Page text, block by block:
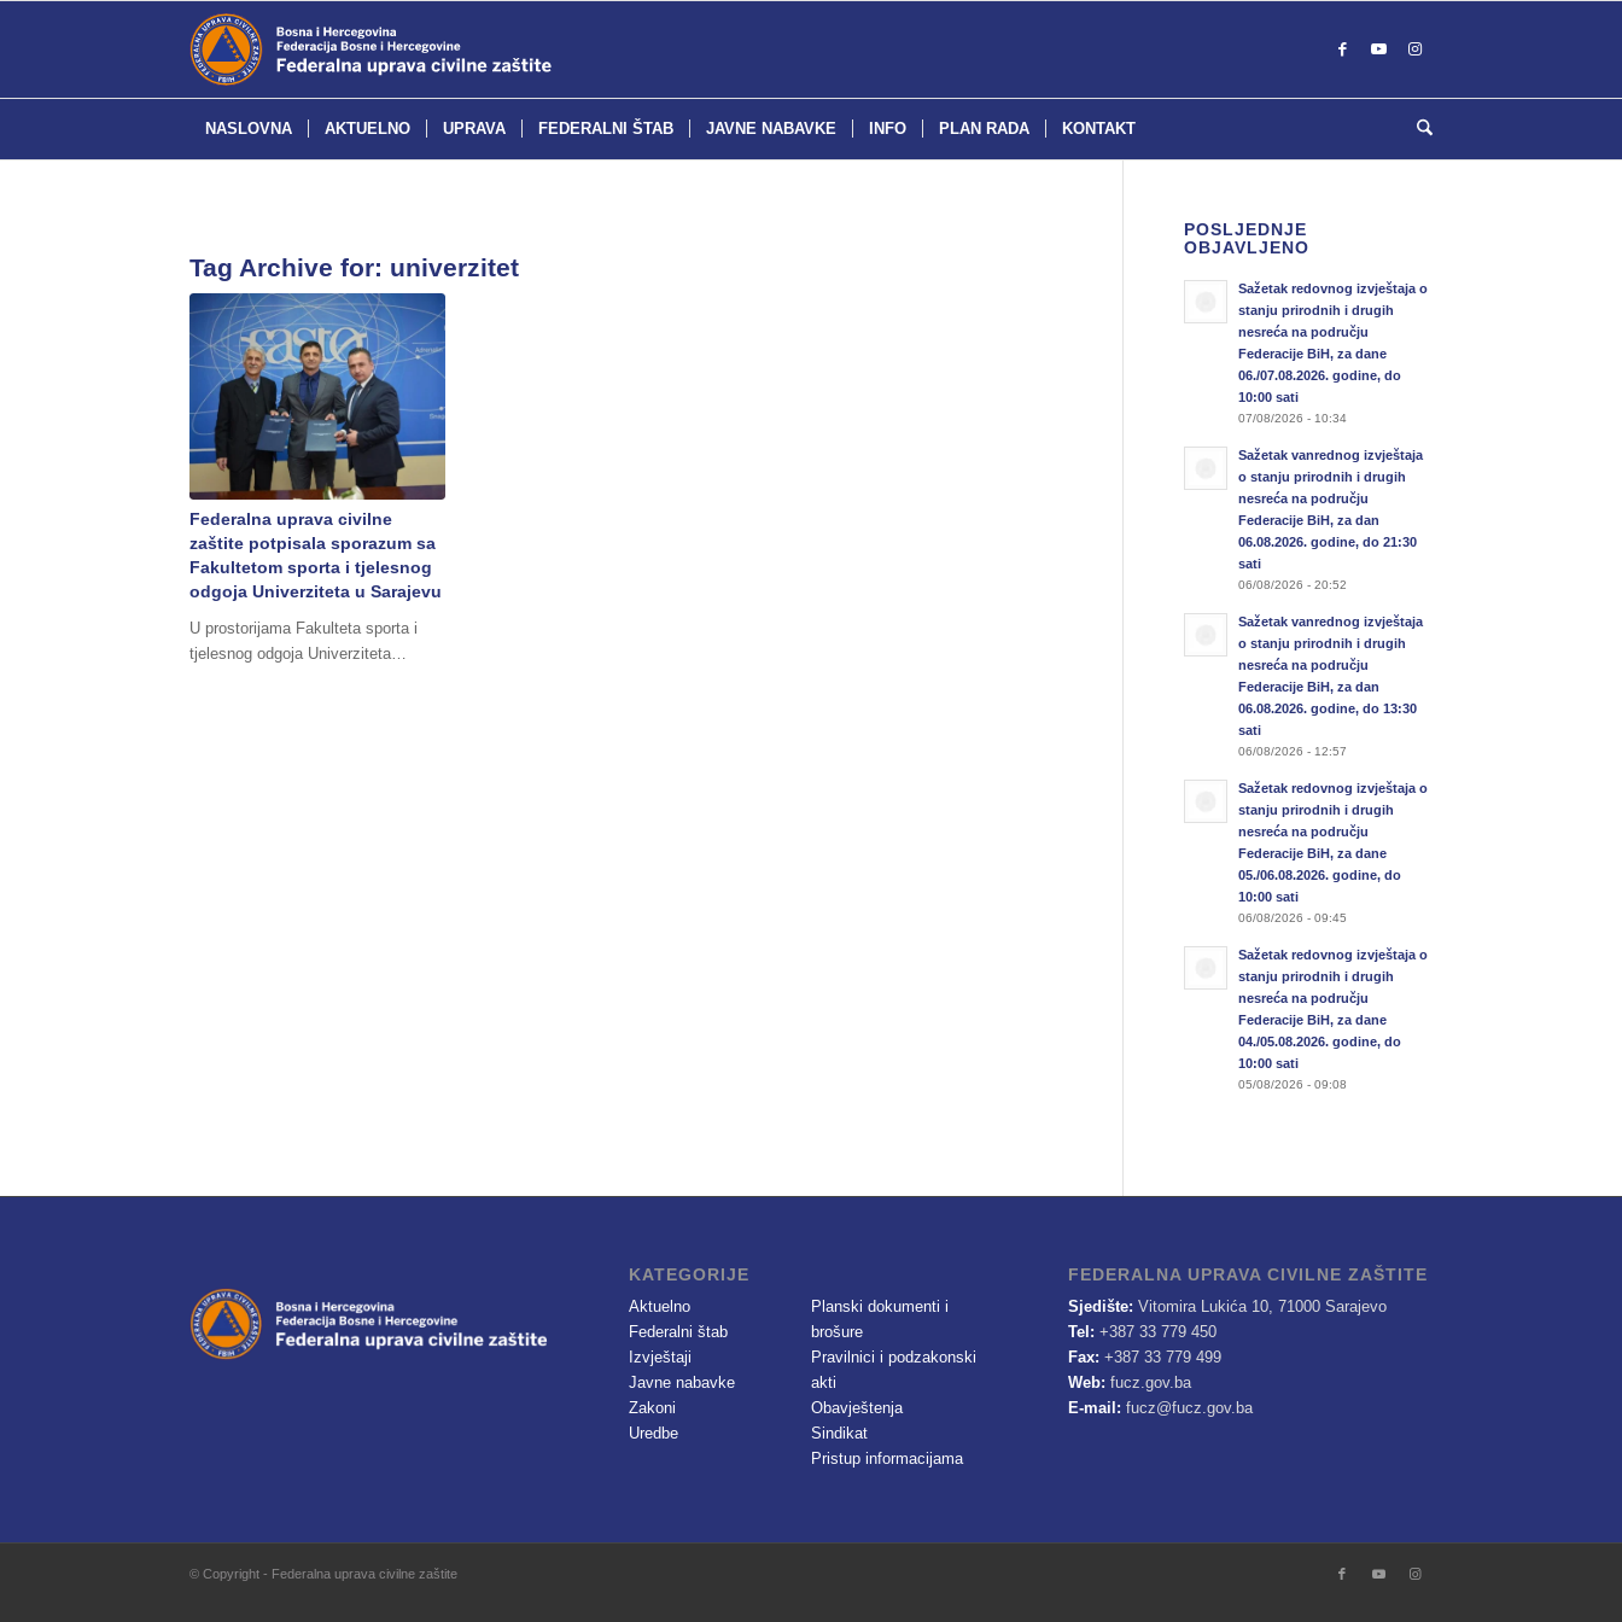
NASLOVNA AKTUELNO UPRAVA FEDERALNI ŠTAB JAVNE NABAVKE INFO PLAN RADA KONTAKT
Tag Archive for: univerzitet
Federalna uprava civilne
zaštite potpisala sporazum sa
Fakultetom sporta i tjelesnog
odgoja Univerziteta u Sarajevu
U prostorijama Fakulteta sporta i
tjelesnog odgoja Univerziteta…
POSLJEDNJE
OBJAVLJENO
Sažetak redovnog izvještaja o
stanju prirodnih i drugih
nesreća na području
Federacije BiH, za dane
06./07.08.2026. godine, do
10:00 sati
07/08/2026 - 10:34
Sažetak vanrednog izvještaja
o stanju prirodnih i drugih
nesreća na području
Federacije BiH, za dan
06.08.2026. godine, do 21:30
sati
06/08/2026 - 20:52
Sažetak vanrednog izvještaja
o stanju prirodnih i drugih
nesreća na području
Federacije BiH, za dan
06.08.2026. godine, do 13:30
sati
06/08/2026 - 12:57
Sažetak redovnog izvještaja o
stanju prirodnih i drugih
nesreća na području
Federacije BiH, za dane
05./06.08.2026. godine, do
10:00 sati
06/08/2026 - 09:45
Sažetak redovnog izvještaja o
stanju prirodnih i drugih
nesreća na području
Federacije BiH, za dane
04./05.08.2026. godine, do
10:00 sati
05/08/2026 - 09:08
KATEGORIJE
Aktuelno
Federalni štab
Izvještaji
Javne nabavke
Zakoni
Uredbe
Planski dokumenti i
brošure
Pravilnici i podzakonski
akti
Obavještenja
Sindikat
Pristup informacijama
FEDERALNA UPRAVA CIVILNE ZAŠTITE
Sjedište: Vitomira Lukića 10, 71000 Sarajevo
Tel: +387 33 779 450
Fax: +387 33 779 499
Web: fucz.gov.ba
E-mail: fucz@fucz.gov.ba
© Copyright - Federalna uprava civilne zaštite